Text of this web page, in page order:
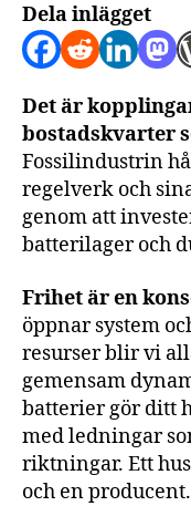
Dela inlägget
Det är
bostadskvarter
Fossilindustrin
regelverk och
genom att
batterilager och
Frihet är en
öppnar system
resurser blir vi
gemensam
batterier gör ditt
med ledningar
riktningar. Ett
och en producent.